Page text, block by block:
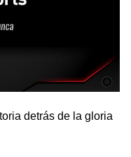
detrás de la gloria